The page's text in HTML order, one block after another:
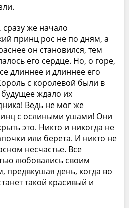
же начало
принц рос не по дням, а
он становился, тем
его сердце. Но, о горе,
длиннее и длиннее его
с королевой были в
ждало их
Ведь не мог же
с ослиными ушами! Они
это. Никто и никогда не
или берета. И никто не
несчастье. Все
любовались своим
предвкушая день, когда во
такой красивый и